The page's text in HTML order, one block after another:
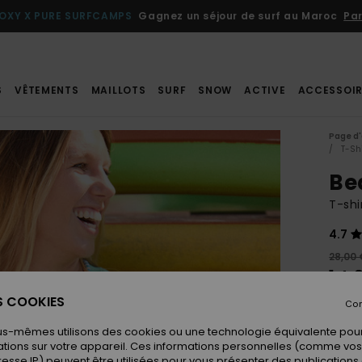
X PURE SURFCAMPS Gagnez un séjour de surf au Maroc
VÊTEMENTS MAILLOTS SURF SNOW ACTIVE
Page
T-
T-
4.7
28,00
COOKIES
mêmes utilisons des cookies ou une technologie équivalente
sur votre appareil. Ces informations personnelles (comme